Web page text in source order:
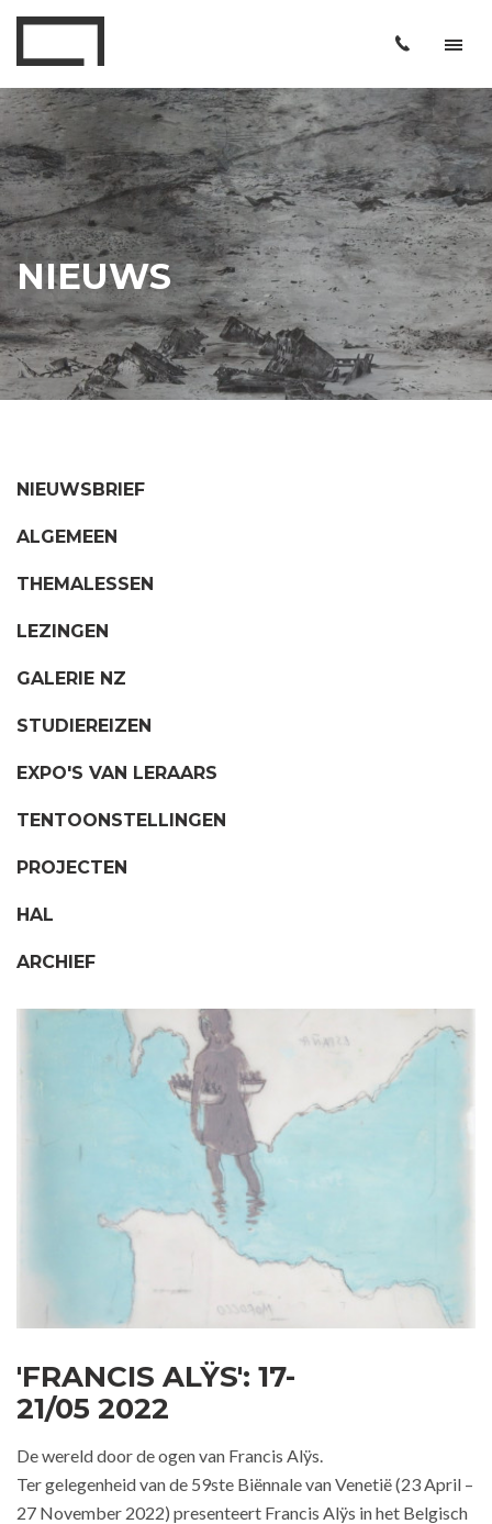
NIEUWS
NIEUWSBRIEF
ALGEMEEN
THEMALESSEN
LEZINGEN
GALERIE NZ
STUDIEREIZEN
EXPO'S VAN LERAARS
TENTOONSTELLINGEN
PROJECTEN
HAL
ARCHIEF
'FRANCIS ALŸS': 17-
21/05 2022
De wereld door de ogen van Francis Alÿs.
Ter gelegenheid van de 59ste Biënnale van Venetië (23 April –
27 November 2022) presenteert Francis Alÿs in het Belgisch